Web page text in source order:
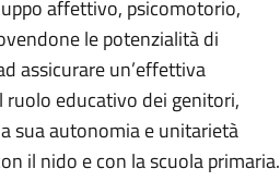
affettivo, psicomotorio,
le potenzialità di
assicurare un’effettiva
educativo dei genitori,
sua autonomia e unitarietà
il nido e con la scuola primaria.